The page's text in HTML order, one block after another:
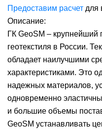
Предоставим расчет для
Описание:
ГК GeoSM – крупнейший
геотекстиля в России.
обладает наилучшими
характеристиками. Это
надежных материалов,
одновременно
и большие объемы
GeoSM устанавливать